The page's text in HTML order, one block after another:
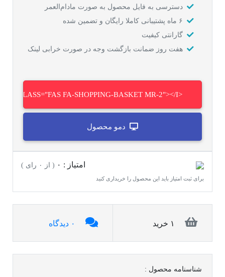
دسترسی به فایل محصول به صورت مادام‌العمر
۶ ماه پشتیبانی کاملا رایگان و تضمین شده
گارانتی کیفیت
هفت روز ضمانت بازگشت وجه در صورت خرابی لینک
دمو محصول
امتیاز : ۰ ( از ۰ رای )
برای ثبت امتیاز باید این محصول را خریداری کنید
۱ خرید ۰ دیدگاه
شناسنامه محصول :